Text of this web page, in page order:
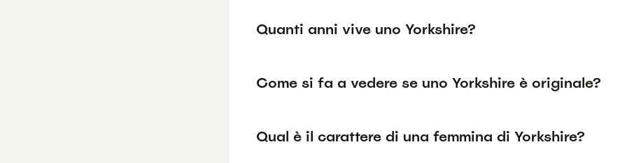
Quanti anni vive uno Yorkshire?
Come si fa a vedere se uno Yorkshire è originale?
Qual è il carattere di una femmina di Yorkshire?